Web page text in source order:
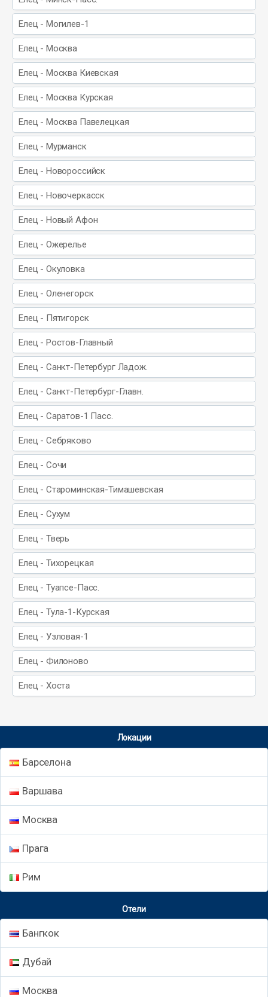
Елец - Могилев-1
Елец - Москва
Елец - Москва Киевская
Елец - Москва Курская
Елец - Москва Павелецкая
Елец - Мурманск
Елец - Новороссийск
Елец - Новочеркасск
Елец - Новый Афон
Елец - Ожерелье
Елец - Окуловка
Елец - Оленегорск
Елец - Пятигорск
Елец - Ростов-Главный
Елец - Санкт-Петербург Ладож.
Елец - Санкт-Петербург-Главн.
Елец - Саратов-1 Пасс.
Елец - Себряково
Елец - Сочи
Елец - Староминская-Тимашевская
Елец - Сухум
Елец - Тверь
Елец - Тихорецкая
Елец - Туапсе-Пасс.
Елец - Тула-1-Курская
Елец - Узловая-1
Елец - Филоново
Елец - Хоста
Локации
Барселона
Варшава
Москва
Прага
Рим
Отели
Бангкок
Дубай
Москва